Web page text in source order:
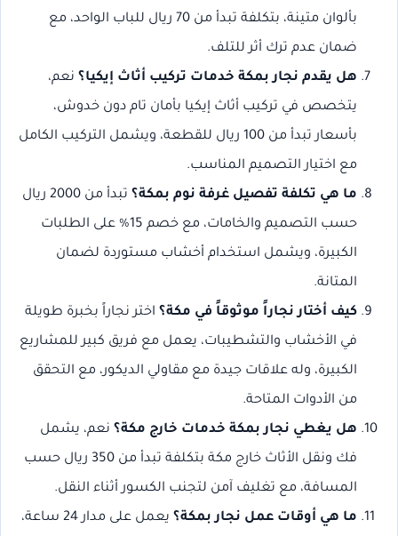
بألوان متينة، بتكلفة تبدأ من 70 ريال للباب الواحد، مع
ضمان عدم ترك أثر للتلف.
هل يقدم نجار بمكة خدمات تركيب أثاث إيكيا؟نعم،
يتخصص في تركيب أثاث إيكيا بأمان تام دون خدوش،
بأسعار تبدأ من 100 ريال للقطعة، ويشمل التركيب الكامل
مع اختيار التصميم المناسب.
ما هي تكلفة تفصيل غرفة نوم بمكة؟
تبدأ من 2000 ريال
حسب التصميم والخامات، مع خصم 15% على الطلبات
الكبيرة، ويشمل استخدام أخشاب مستوردة لضمان
المتانة.
كيف أختار نجاراً موثوقاً في مكة؟اختر نجاراً بخبرة طويلة
في الأخشاب والتشطيبات، يعمل مع فريق كبير للمشاريع
الكبيرة، وله علاقات جيدة مع مقاولي الديكور، مع التحقق
من الأدوات المتاحة.
هل يغطي نجار بمكة خدمات خارج مكة؟نعم، يشمل
فك ونقل الأثاث خارج مكة بتكلفة تبدأ من 350 ريال حسب
المسافة، مع تغليف آمن لتجنب الكسور أثناء النقل.
ما هي أوقات عمل نجار بمكة؟
يعمل على مدار 24 ساعة،